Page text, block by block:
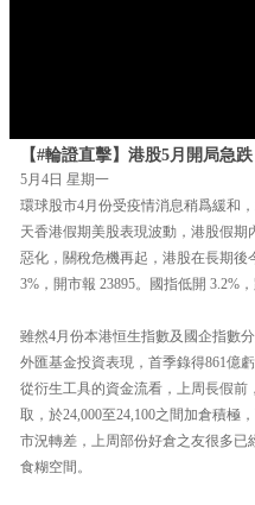
【#輪證直擊】港股5月開局急
5月4日 星期一
環球股市4月份受疫情消息稍爲緩和
天香港假期美股表現波動，港股假期
惡化，關稅危機再起，港股在長期後
3%，開市報 23895。國指低開 3.2%
雖然4月份本港恒生指數及國企指數
外匯基金投資表現，首季錄得861億
從衍生工具的資金流看，上周長假
取，於24,000至24,100之間加倉積極
市況轉差，上周部份好倉之友很多
食糊空間。